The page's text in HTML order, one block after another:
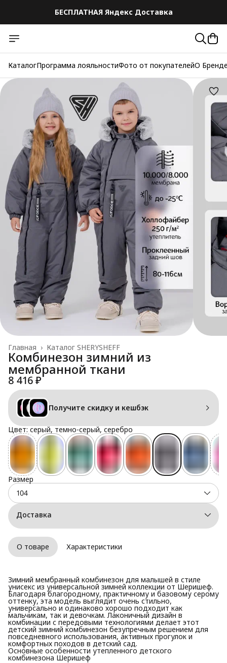
БЕСПЛАТНАЯ Яндекс Доставка
КаталогПрограмма лояльностиФото от покупателейО
Каталог SHERYSHEFF
Главная ›
Комбинезон зимний из
мембранной ткани
8 416 ₽
Получите скидку и кешбэк
Цвет: серый, темно-серый, серебро
Размер
104
Доставка
О товаре Характеристики
Зимний мембранный комбинезон для малышей в стиле
унисекс из универсальной зимней коллекции от Шеришеф.
Благодаря благородному, практичному и базовому серому
оттенку, эта модель выглядит очень стильно,
универсально и одинаково хорошо подходит как
мальчикам, так и девочкам. Лаконичный дизайн в
комбинации с передовыми технологиями делает этот
детский зимний комбинезон безупречным решением для
повседневного использования, активных прогулок и
комфортных походов в детский сад.
Основные особенности утепленного детского
комбинезона Шеришеф